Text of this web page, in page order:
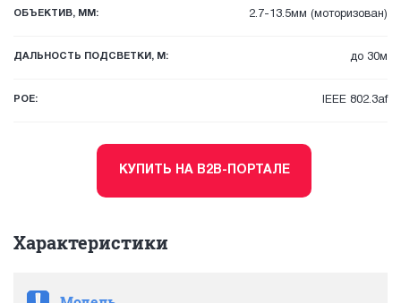
ОБЪЕКТИВ, ММ: 2.7-13.5мм (моторизован)
ДАЛЬНОСТЬ ПОДСВЕТКИ, М: до 30м
POE: IEEE 802.3af
КУПИТЬ НА B2B-ПОРТАЛЕ
Характеристики